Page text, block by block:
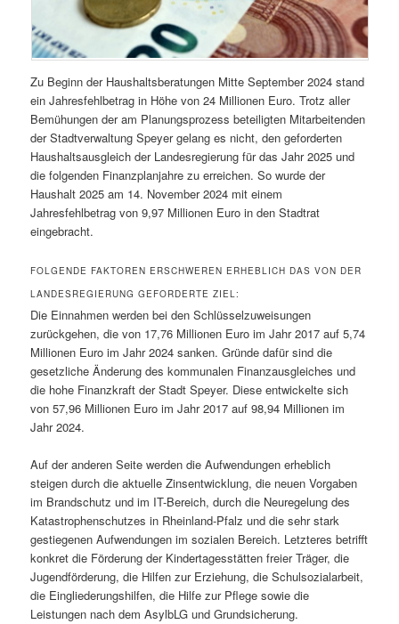
Zu Beginn der Haushaltsberatungen Mitte September 2024 stand
ein Jahresfehlbetrag in Höhe von 24 Millionen Euro. Trotz aller
Bemühungen der am Planungsprozess beteiligten Mitarbeitenden
der Stadtverwaltung Speyer gelang es nicht, den geforderten
Haushaltsausgleich der Landesregierung für das Jahr 2025 und
die folgenden Finanzplanjahre zu erreichen. So wurde der
Haushalt 2025 am 14. November 2024 mit einem
Jahresfehlbetrag von 9,97 Millionen Euro in den Stadtrat
eingebracht.
FOLGENDE FAKTOREN ERSCHWEREN ERHEBLICH DAS VON DER
LANDESREGIERUNG GEFORDERTE ZIEL:
Die Einnahmen werden bei den Schlüsselzuweisungen
zurückgehen, die von 17,76 Millionen Euro im Jahr 2017 auf 5,74
Millionen Euro im Jahr 2024 sanken. Gründe dafür sind die
gesetzliche Änderung des kommunalen Finanzausgleiches und
die hohe Finanzkraft der Stadt Speyer. Diese entwickelte sich
von 57,96 Millionen Euro im Jahr 2017 auf 98,94 Millionen im
Jahr 2024.
Auf der anderen Seite werden die Aufwendungen erheblich
steigen durch die aktuelle Zinsentwicklung, die neuen Vorgaben
im Brandschutz und im IT-Bereich, durch die Neuregelung des
Katastrophenschutzes in Rheinland-Pfalz und die sehr stark
gestiegenen Aufwendungen im sozialen Bereich. Letzteres betrifft
konkret die Förderung der Kindertagesstätten freier Träger, die
Jugendförderung, die Hilfen zur Erziehung, die Schulsozialarbeit,
die Eingliederungshilfen, die Hilfe zur Pflege sowie die
Leistungen nach dem AsylbLG und Grundsicherung.